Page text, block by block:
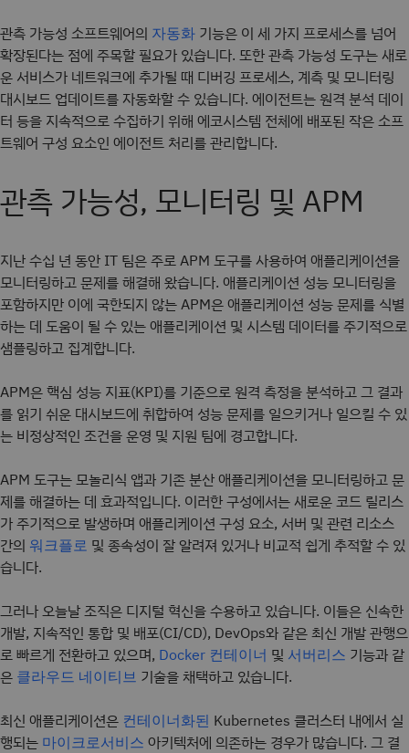
관측 가능성 소프트웨어의 자동화 기능은 이 세 가지 프로세스를 넘어
확장된다는 점에 주목할 필요가 있습니다. 또한 관측 가능성 도구는 새로
운 서비스가 네트워크에 추가될 때 디버깅 프로세스, 계측 및 모니터링
대시보드 업데이트를 자동화할 수 있습니다. 에이전트는 원격 분석 데이
터 등을 지속적으로 수집하기 위해 에코시스템 전체에 배포된 작은 소프
트웨어 구성 요소인 에이전트 처리를 관리합니다.
관측 가능성, 모니터링 및 APM
지난 수십 년 동안 IT 팀은 주로 APM 도구를 사용하여 애플리케이션을
모니터링하고 문제를 해결해 왔습니다. 애플리케이션 성능 모니터링을
포함하지만 이에 국한되지 않는 APM은 애플리케이션 성능 문제를 식별
하는 데 도움이 될 수 있는 애플리케이션 및 시스템 데이터를 주기적으로
샘플링하고 집계합니다.
APM은 핵심 성능 지표(KPI)를 기준으로 원격 측정을 분석하고 그 결과
를 읽기 쉬운 대시보드에 취합하여 성능 문제를 일으키거나 일으킬 수 있
는 비정상적인 조건을 운영 및 지원 팀에 경고합니다.
APM 도구는 모놀리식 앱과 기존 분산 애플리케이션을 모니터링하고 문
제를 해결하는 데 효과적입니다. 이러한 구성에서는 새로운 코드 릴리스
가 주기적으로 발생하며 애플리케이션 구성 요소, 서버 및 관련 리소스
간의 워크플로 및 종속성이 잘 알려져 있거나 비교적 쉽게 추적할 수 있
습니다.
그러나 오늘날 조직은 디지털 혁신을 수용하고 있습니다. 이들은 신속한
개발, 지속적인 통합 및 배포(CI/CD), DevOps와 같은 최신 개발 관행으
로 빠르게 전환하고 있으며, Docker 컨테이너 및 서버리스 기능과 같
은 클라우드 네이티브 기술을 채택하고 있습니다.
최신 애플리케이션은 컨테이너화된 Kubernetes 클러스터 내에서 실
행되는 마이크로서비스 아키텍처에 의존하는 경우가 많습니다. 그 결